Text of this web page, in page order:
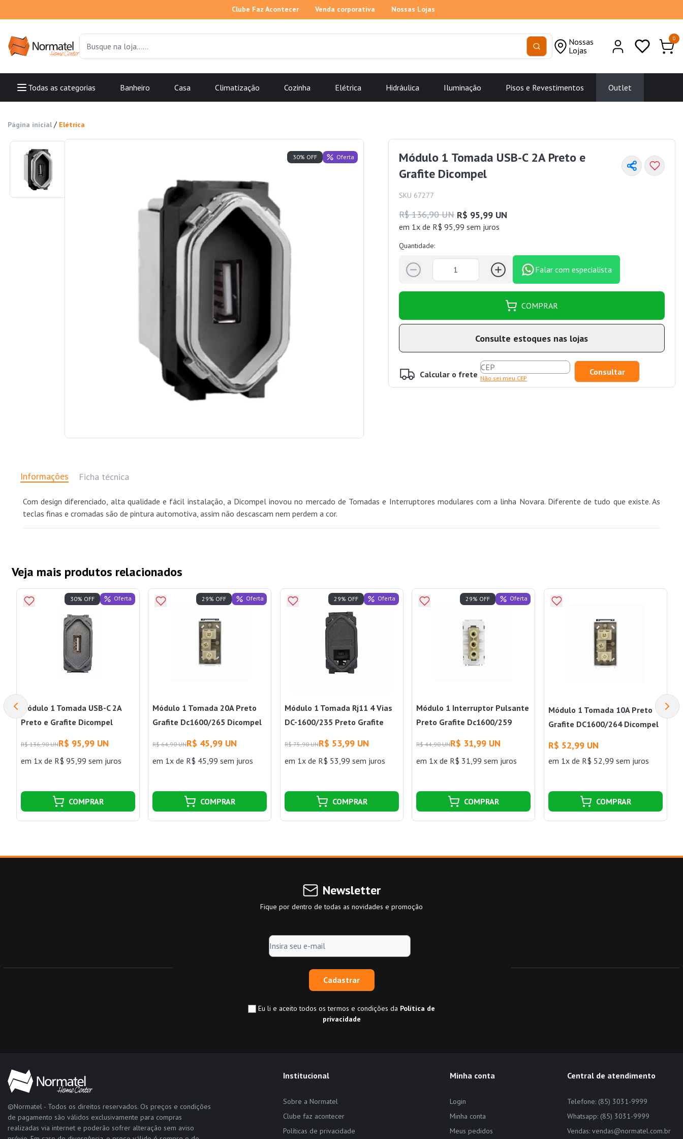
Clube Faz Acontecer Venda corporativa Nossas Lojas
Nossas
Lojas
0
Todas as categorias Banheiro Casa Climatização Cozinha Elétrica Hidráulica Iluminação Pisos e Revestimentos Outlet
Página inicial / Elétrica
30% OFF Oferta
Módulo 1 Tomada USB-C 2A Preto e
Grafite Dicompel
SKU 67277
R$ 136,90 UN R$ 95,99 UN
em 1x de R$ 95,99 sem juros
Quantidade:
Falar com especialista
COMPRAR
Consulte estoques nas lojas
Calcular o frete Não sei meu CEP
Informações Ficha técnica
Com design diferenciado, alta qualidade e fácil instalação, a Dicompel inovou no mercado de Tomadas e Interruptores modulares com a linha Novara. Diferente de tudo que existe. As
teclas finas e cromadas são de pintura automotiva, assim não descascam nem perdem a cor.
Veja mais produtos relacionados
Módulo 1 Tomada USB-C 2A
Preto e Grafite Dicompel
R$ 136,90 UNR$ 95,99 UN
em 1x de R$ 95,99 sem juros
30% OFF Oferta
COMPRAR
Módulo 1 Tomada 20A Preto
Grafite Dc1600/265 Dicompel
R$ 64,90 UNR$ 45,99 UN
em 1x de R$ 45,99 sem juros
29% OFF Oferta
COMPRAR
Módulo 1 Tomada Rj11 4 Vias
DC-1600/235 Preto Grafite
R$ 75,90 UNR$ 53,99 UN
em 1x de R$ 53,99 sem juros
29% OFF Oferta
COMPRAR
Módulo 1 Interruptor Pulsante
Preto Grafite Dc1600/259
R$ 44,90 UNR$ 31,99 UN
em 1x de R$ 31,99 sem juros
29% OFF Oferta
COMPRAR
Módulo 1 Tomada 10A Preto
Grafite DC1600/264 Dicompel
R$ 52,99 UN
em 1x de R$ 52,99 sem juros
COMPRAR
Newsletter
Fique por dentro de todas as novidades e promoção
Cadastrar
Eu li e aceito todos os termos e condições da Política de
privacidade
©Normatel - Todos os direitos reservados. Os preços e condições
de pagamento são válidos exclusivamente para compras
realizadas via internet e poderão sofrer alteração sem aviso
Institucional
Sobre a Normatel
Clube faz acontecer
Políticas de privacidade
Minha conta
Login
Minha conta
Meus pedidos
Central de atendimento
Telefone: (85) 3031-9999
Whatsapp: (85) 3031-9999
Vendas: vendas@normatel.com.br